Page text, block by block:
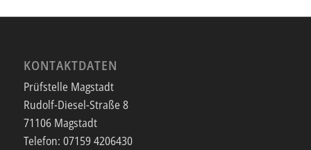
KONTAKTDATEN
Prüfstelle Magstadt
Rudolf-Diesel-Straße 8
71106 Magstadt
Telefon: 07159 4206430